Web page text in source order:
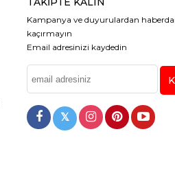
Kampanya ve duyurulardan
kaçırmayın
Email adresinizi kaydedin
𝕏